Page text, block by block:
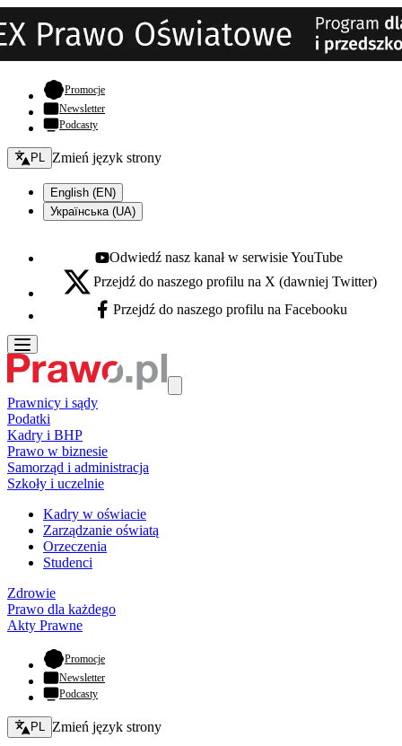
Promocje- otwiera się w nowej karcie
Newsletter
Podcasty
Zmień język - bieżący:
PL Zmień język strony
English (EN)
Українська (UA)
Youtube - otwiera się w nowej karcie
Odwiedź nasz kanał w serwisie YouTube
X - otwiera się w nowej karcie
Przejdź do naszego profilu na X (dawniej Twitter)
Facebook - otwiera się w nowej karcie
Przejdź do naszego profilu na Facebooku
Prawnicy i sądy
Podatki
Kadry i BHP
Prawo w biznesie
Samorząd i administracja
Szkoły i uczelnie
Kadry w oświacie
Zarządzanie oświatą
Orzeczenia
Studenci
Zdrowie
Prawo dla każdego
Akty Prawne
Promocje- otwiera się w nowej karcie
Newsletter
Podcasty
Zmień język - bieżący:
PL Zmień język strony